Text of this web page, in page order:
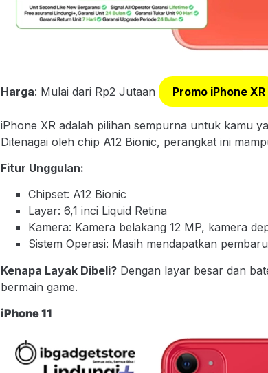
Harga: Mulai dari Rp2 Jutaan Promo iPhone XR
iPhone XR adalah pilihan sempurna untuk kamu
Ditenagai oleh chip A12 Bionic, perangkat ini
Fitur Unggulan:
Chipset: A12 Bionic
Layar: 6,1 inci Liquid Retina
Kamera: Kamera belakang 12 MP, kamera
Sistem Operasi: Masih mendapatkan
Kenapa Layak Dibeli? Dengan layar besar dan
bermain game.
iPhone 11